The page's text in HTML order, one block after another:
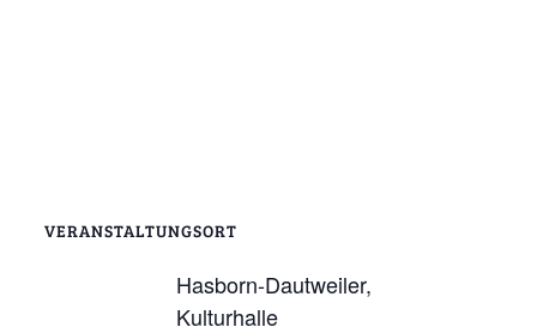
VERANSTALTUNGSORT
Hasborn-Dautweiler,
Kulturhalle